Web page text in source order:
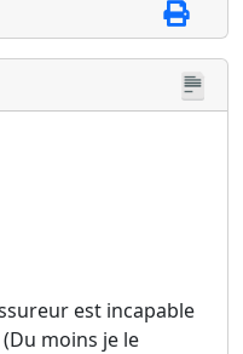
est incapable
moins je le